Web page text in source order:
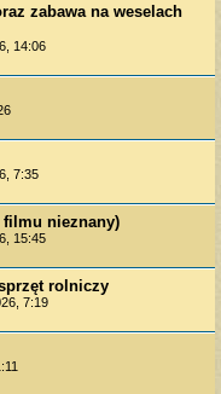
zabawa na weselach
14:06
7:35
filmu nieznany)
15:45
rolniczy
7:19